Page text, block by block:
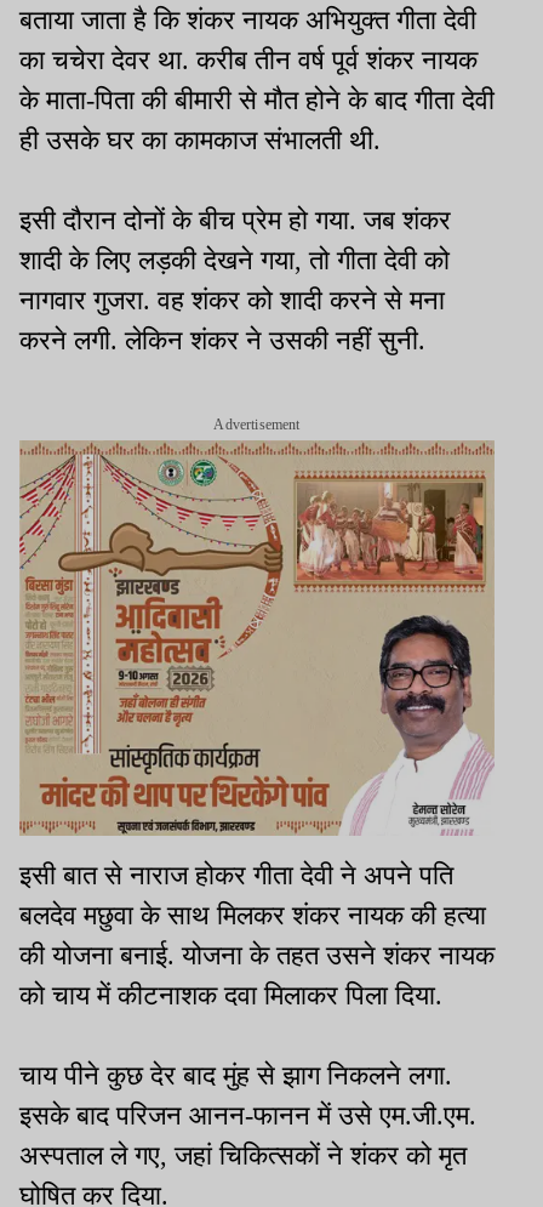
बताया जाता है कि शंकर नायक अभियुक्त गीता देवी
का चचेरा देवर था. करीब तीन वर्ष पूर्व शंकर नायक
के माता-पिता की बीमारी से मौत होने के बाद गीता देवी
ही उसके घर का कामकाज संभालती थी.
इसी दौरान दोनों के बीच प्रेम हो गया. जब शंकर
शादी के लिए लड़की देखने गया, तो गीता देवी को
नागवार गुजरा. वह शंकर को शादी करने से मना
करने लगी. लेकिन शंकर ने उसकी नहीं सुनी.
Advertisement
इसी बात से नाराज होकर गीता देवी ने अपने पति
बलदेव मछुवा के साथ मिलकर शंकर नायक की हत्या
की योजना बनाई. योजना के तहत उसने शंकर नायक
को चाय में कीटनाशक दवा मिलाकर पिला दिया.
चाय पीने कुछ देर बाद मुंह से झाग निकलने लगा.
इसके बाद परिजन आनन-फानन में उसे एम.जी.एम.
अस्पताल ले गए, जहां चिकित्सकों ने शंकर को मृत
घोषित कर दिया.